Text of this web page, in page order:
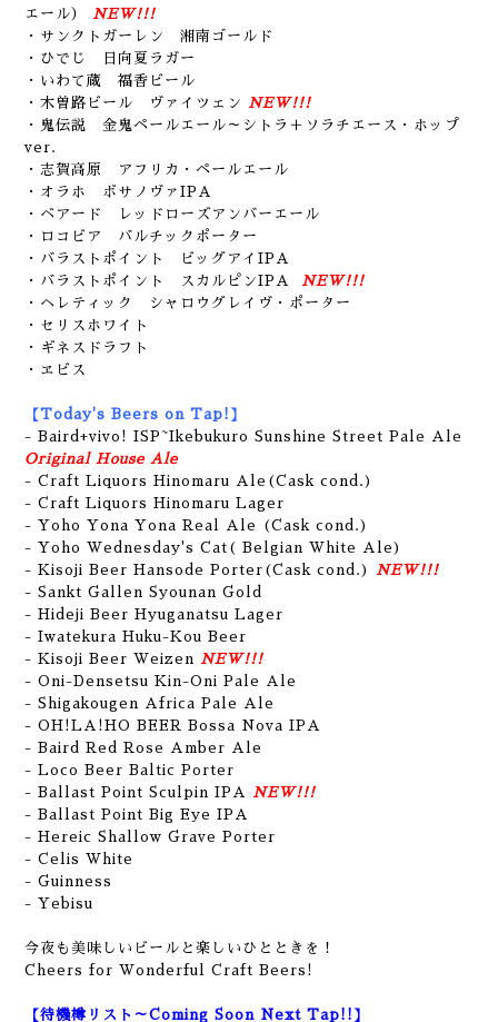
エール）
NEW!!!
・サンクトガーレン 湘南ゴールド
・ひでじ 日向夏ラガー
・いわて蔵 福香ビール
・木曽路ビール ヴァイツェン
NEW!!!
・鬼伝説 金鬼ペールエール～シトラ＋ソラチエース・ホップ
ver.
・志賀高原 アフリカ・ペールエール
・オラホ ボサノヴァIPA
・ベアード レッドローズアンバーエール
・ロコビア バルチックポーター
・バラストポイント ビッグアイIPA
・バラストポイント スカルピンIPA
NEW!!!
・ヘレティック シャロウグレイヴ・ポーター
・セリスホワイト
・ギネスドラフト
・ヱビス
【Today's Beers on Tap!】
- Baird+vivo! ISP~Ikebukuro Sunshine Street Pale Ale
Original House Ale
- Craft Liquors Hinomaru Ale(Cask cond.)
- Craft Liquors Hinomaru Lager
- Yoho Yona Yona Real Ale (Cask cond.)
- Yoho Wednesday's Cat( Belgian White Ale)
- Kisoji Beer Hansode Porter(Cask cond.)
NEW!!!
- Sankt Gallen Syounan Gold
- Hideji Beer Hyuganatsu Lager
- Iwatekura Huku-Kou Beer
- Kisoji Beer Weizen
NEW!!!
- Oni-Densetsu Kin-Oni Pale Ale
- Shigakougen Africa Pale Ale
- OH!LA!HO BEER Bossa Nova IPA
- Baird Red Rose Amber Ale
- Loco Beer Baltic Porter
- Ballast Point Sculpin IPA
NEW!!!
- Ballast Point Big Eye IPA
- Hereic Shallow Grave Porter
- Celis White
- Guinness
- Yebisu
今夜も美味しいビールと楽しいひとときを！
Cheers for Wonderful Craft Beers!
【待機樽リスト～Coming Soon Next Tap!!】